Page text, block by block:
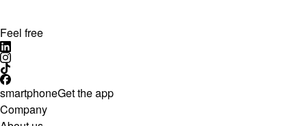
Feel free
smartphoneGet the app
Company